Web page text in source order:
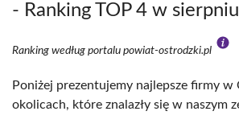
- Ranking TOP 4 w
Ranking według portalu powiat-ostrodzki.pl
Poniżej prezentujemy najlepsze firmy w
okolicach, które znalazły się w naszym